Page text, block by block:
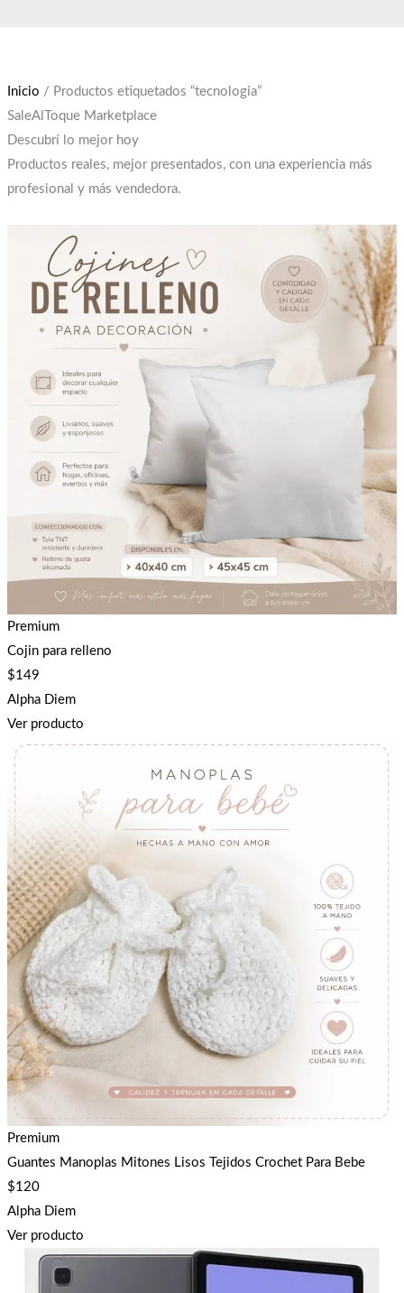
Inicio / Productos etiquetados “tecnologia”
SaleAlToque Marketplace
Descubrí lo mejor hoy
Productos reales, mejor presentados, con una experiencia más
profesional y más vendedora.
Premium
Cojin para relleno
$149
Alpha Diem
Ver producto
Premium
Guantes Manoplas Mitones Lisos Tejidos Crochet Para Bebe
$120
Alpha Diem
Ver producto
era:
$12,000.
es:
$10,000.